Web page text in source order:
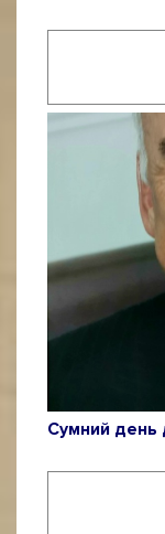
Сумний день